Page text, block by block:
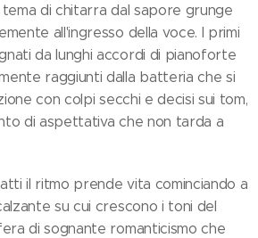
tema di chitarra dal sapore grunge
all'ingresso della voce. I primi
da lunghi accordi di pianoforte
raggiunti dalla batteria che si
con colpi secchi e decisi sui tom,
di aspettativa che non tarda a
il ritmo prende vita cominciando a
su cui crescono i toni del
di sognante romanticismo che